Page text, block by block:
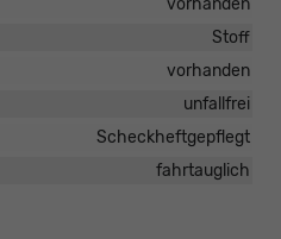
vorhanden
Stoff
vorhanden
unfallfrei
Scheckheftgepflegt
fahrtauglich